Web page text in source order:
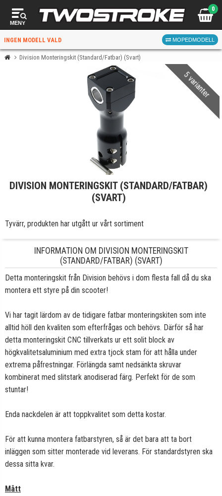
MENY
0
INGEN MODELL VALD MOPEDMODELL
VÄLJ MOPEDFÖR RÄTT DELAR
VÄLJ
När du valt kommer butiken visa delar för vald moped
och universella produkter.
Division Monteringskit (Standard/Fatbar) (Svart)
5 varianter
DIVISION MONTERINGSKIT (STANDARD/FATBAR)
(SVART)
Tyvärr, produkten har utgått ur vårt sortiment
INFORMATION OM DIVISION MONTERINGSKIT
(STANDARD/FATBAR) (SVART)
Detta monteringskit från Division behövs i dom flesta fall då du ska
montera ett styre på din scooter!
Vi har tagit lärdom av de tidigare fatbar monteringskiten som inte
alltid höll den kvaliten som efterfrågas och behövs. Därför så har
detta monteringskit CNC tillverkats ur ett solit block av
högkvalitetsaluminium med extra tjock stam för att hålla under
extrema påfrestningar. Förlängda samt nedsänkta skruvar
kombinerat med slitstark anodiserad färg. Perfekt för de som
stuntar!
Enda nackdelen är att toppkvalitet som detta kostar.
För att kunna montera fatbarstyren, så är det bara att ta bort
inläggen som sitter monterade vid leverans. För standardstyren ska
dessa sitta kvar.
Mått